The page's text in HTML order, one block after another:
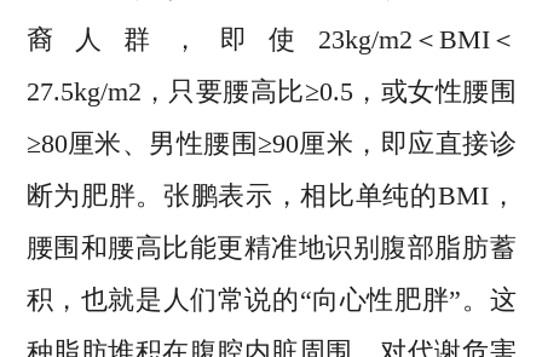
裔人群，即使23kg/m2＜BMI＜
27.5kg/m2，只要腰高比≥0.5，或女性腰围
≥80厘米、男性腰围≥90厘米，即应直接诊
断为肥胖。张鹏表示，相比单纯的BMI，
腰围和腰高比能更精准地识别腹部脂肪蓄
积，也就是人们常说的“向心性肥胖”。这